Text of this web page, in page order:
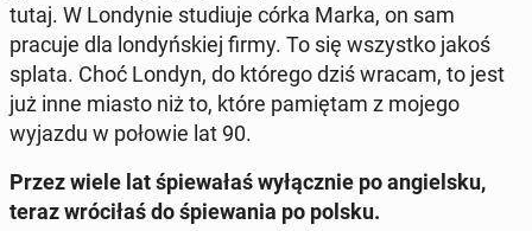
tutaj. W Lon­dy­nie stu­diu­je córka Marka, on sam
pracuje dla lon­dyń­skiej firmy. To się wszyst­ko jakoś
splata. Choć Londyn, do którego dziś wracam, to jest
już inne miasto niż to, które pa­mię­tam z mojego
wyjazdu w połowie lat 90.
Przez wiele lat śpie­wa­łaś wy­łącz­nie po an­giel­sku,
teraz wró­ci­łaś do śpie­wa­nia po polsku.